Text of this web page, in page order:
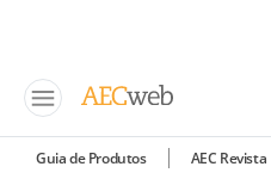
Guia de Produtos AEC Revista